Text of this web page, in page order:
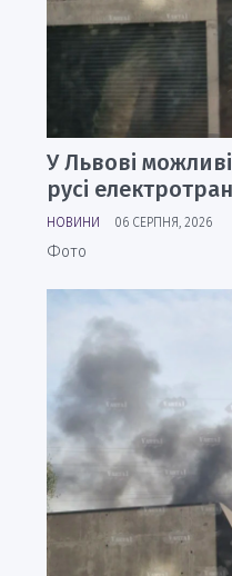
У Львові
русі
НОВИНИ 06 СЕРПНЯ, 2026
Фото